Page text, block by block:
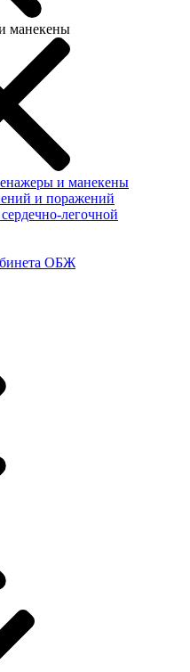
манекены
и манекены
и поражений
легочной
ОБЖ